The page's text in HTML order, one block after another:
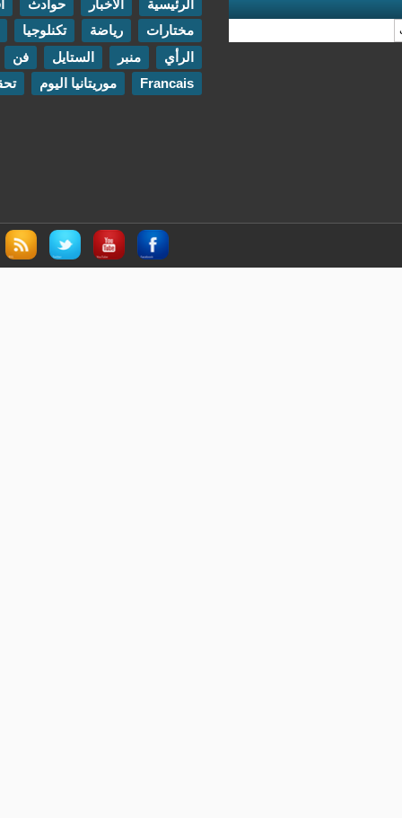
حوادث
اقتصاد
تكنلوجيا
مقابلات
الستايل فن
اتصل بنا
موريتانيا اليوم تحقيقات